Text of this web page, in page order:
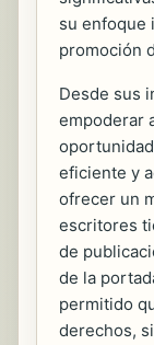
su enfoque
promoción
Desde sus
empoderar
eficiente y
ofrecer un
escritores
de
de la
permitido
derechos,